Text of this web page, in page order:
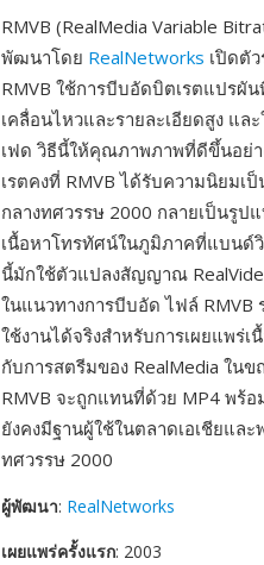
RMVB (RealMedia Variable
พัฒนาโดย RealNetworks เปิดตั
RMVB ใช้การบีบอัดบิตเรตแปร
เคลื่อนไหวและรายละเอียดสูง แ
เฟด วิธีนี้ให้คุณภาพภาพที่ดีขึ้นอย่
เรตคงที่ RMVB ได้รับความนิยมเ
กลางทศวรรษ 2000 กลายเป็นรูป
เนื้อหาโทรทัศน์ในภูมิภาคที่แบน
นี้มักใช้ตัวแปลงสัญญาณ
ในแนวทางการบีบอัด ไฟล์
ใช้งานได้จริงสำหรับการเผยแพร่
กับการสตรีมของ RealMedia ใน
RMVB จะถูกแทนที่ด้วย MP4 พร้
ยังคงมีฐานผู้ใช้ในตลาดเอเชียแล
ทศวรรษ 2000
ผู้พัฒนา: RealNetworks
เผยแพร่ครั้งแรก: 2003